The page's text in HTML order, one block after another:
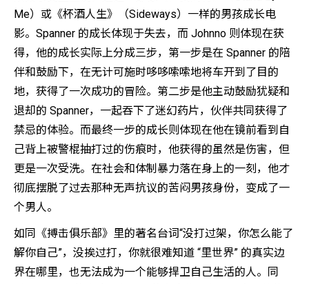
Me）或《杯酒人生》（Sideways）一样的男孩成长电
影。Spanner 的成长体现于失去，而 Johnno 则体现在获
得，他的成长实际上分成三步，第一步是在 Spanner 的陪
伴和鼓励下，在无计可施时哆哆嗦嗦地将车开到了目的
地，获得了一次成功的冒险。第二步是他主动鼓励犹疑和
退却的 Spanner，一起吞下了迷幻药片，伙伴共同获得了
禁忌的体验。而最终一步的成长则体现在他在镜前看到自
己背上被警棍抽打过的伤痕时，他获得的虽然是伤害，但
更是一次受洗。在社会和体制暴力落在身上的一刻，他才
彻底摆脱了过去那种无声抗议的苦闷男孩身份，变成了一
个男人。
如同《搏击俱乐部》里的著名台词“没打过架，你怎么能了
解你自己”，没挨过打，你就很难知道 “里世界” 的真实边
界在哪里，也无法成为一个能够捍卫自己生活的人。同